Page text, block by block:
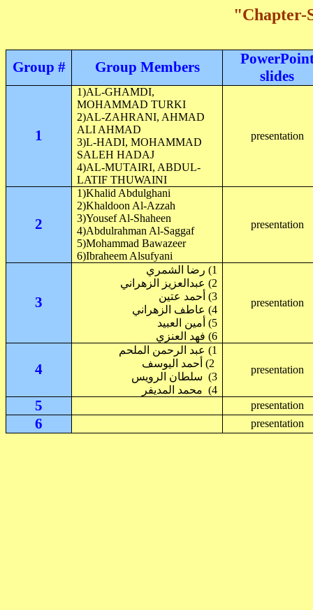
"Chapter-
Group # Group Members
slides
1
1)AL-GHAMDI,
MOHAMMAD TURKI
2)AL-ZAHRANI, AHMAD
ALI AHMAD
3)L-HADI, MOHAMMAD
SALEH HADAJ
4)AL-MUTAIRI, ABDUL-
LATIF THUWAINI
presentation
2
1)Khalid Abdulghani
2)Khaldoon Al-Azzah
3)YousefAl-Shaheen
4)Abdulrahman Al-Saggaf
5)MohammadBawazeer
6)Ibraheem Alsufyani
presentation
3
1) رضا
الشمري
2)
عبدالعزيز
الزهراني
3) أحمد
عتين
4) عاطف
الزهراني
5) أمين العبيد
6) فهد
العنزي
presentation
4
1) عبد الرحمن
الملحم
2) أحمد اليوسف
3)
سلطان الرويس
4)
محمد المديفر
presentation
5 presentation
6 presentation